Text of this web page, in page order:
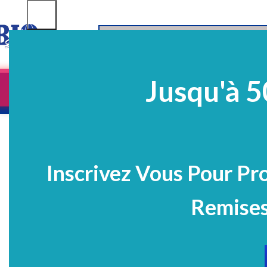
Jusqu'à
Inscrivez Vous Pour
EquipementsEQ Médico-Dentaires